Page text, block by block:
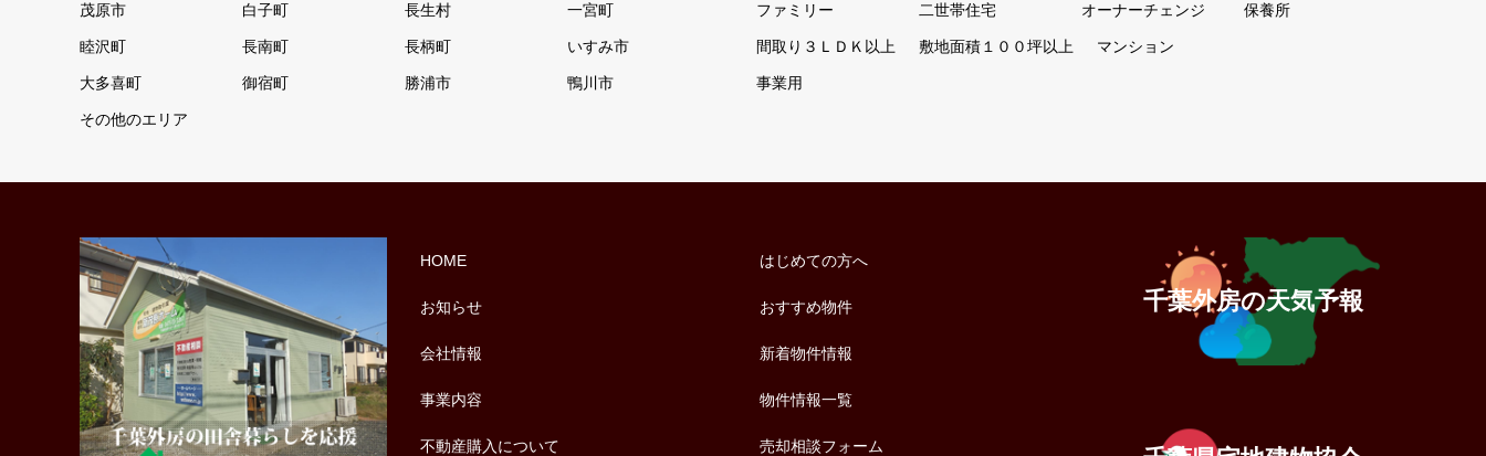
茂原市 白子町 長生村 一宮町
睦沢町 長南町 長柄町 いすみ市
大多喜町 御宿町 勝浦市 鴨川市
その他のエリア
ファミリー 二世帯住宅 オーナーチェンジ 保養所
間取り３ＬＤＫ以上 敷地面積１００坪以上 マンション
事業用
HOME
お知らせ
会社情報
事業内容
不動産購入について
はじめての方へ
おすすめ物件
新着物件情報
物件情報一覧
売却相談フォーム
千葉外房の天気予報